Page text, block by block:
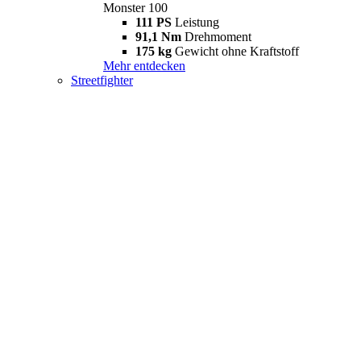
Monster 100
111 PS Leistung
91,1 Nm Drehmoment
175 kg Gewicht ohne Kraftstoff
Mehr entdecken
Streetfighter